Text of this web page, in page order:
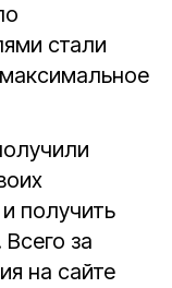
стали
получить
за
на сайте